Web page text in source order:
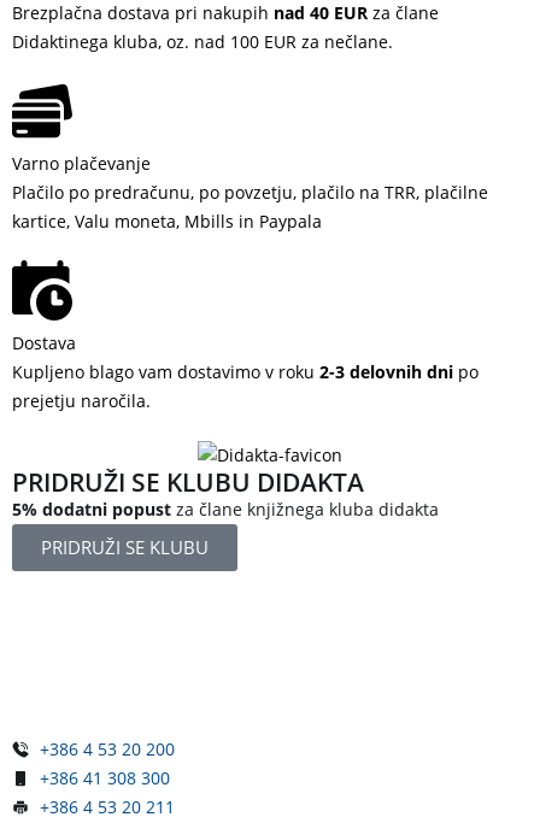
Brezplačna dostava pri nakupih nad 40 EUR za člane
Didaktinega kluba, oz. nad 100 EUR za nečlane.
Varno plačevanje
Plačilo po predračunu, po povzetju, plačilo na TRR, plačilne
kartice, Valu moneta, Mbills in Paypala
Dostava
Kupljeno blago vam dostavimo v roku 2-3 delovnih dni po
prejetju naročila.
PRIDRUŽI SE KLUBU DIDAKTA
5% dodatni popust za člane knjižnega kluba didakta
PRIDRUŽI SE KLUBU
+386 4 53 20 200
+386 41 308 300
+386 4 53 20 211